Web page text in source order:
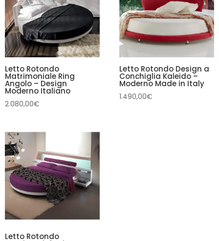
Letto Rotondo
Matrimoniale Ring
Angolo – Design
Moderno Italiano
2.080,00€
Letto Rotondo Design a
Conchiglia Kaleido –
Moderno Made in Italy
1.490,00€
Letto Rotondo